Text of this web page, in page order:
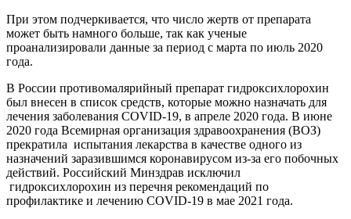
При этом подчеркивается, что число жертв от препарата
может быть намного больше, так как ученые
проанализировали данные за период с марта по июль 2020
года.
В России противомалярийный препарат гидроксихлорохин
был внесен в список средств, которые можно назначать для
лечения заболевания COVID-19, в апреле 2020 года. В июне
2020 года Всемирная организация здравоохранения (ВОЗ)
прекратила испытания лекарства в качестве одного из
назначений заразившимся коронавирусом из-за его побочных
действий. Российский Минздрав исключил
гидроксихлорохин из перечня рекомендаций по
профилактике и лечению COVID-19 в мае 2021 года.